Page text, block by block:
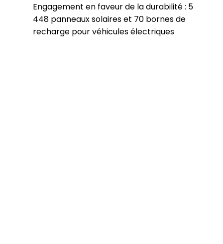
Engagement en faveur de la durabilité : 5
448 panneaux solaires et 70 bornes de
recharge pour véhicules électriques